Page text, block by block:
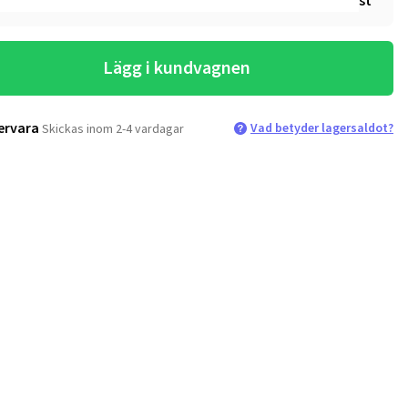
Lägg i kundvagnen
Skickas inom 2-4 vardagar Vad betyder lagersaldot?